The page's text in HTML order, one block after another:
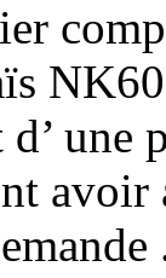
une
avoir